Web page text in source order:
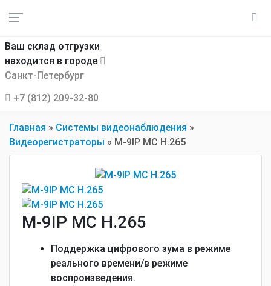
Ваш склад отгрузки
находится в городе
Санкт-Петербург
+7 (812) 209-32-80
Главная » Системы видеонаблюдения »
Видеорегистраторы » M-9IP MC H.265
M-9IP MC H.265
Поддержка цифрового зума в режиме
реального времени/в режиме
воспроизведения.